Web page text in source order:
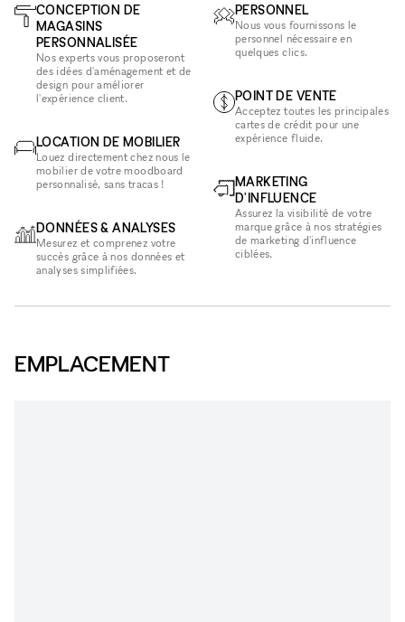
CONCEPTION DE
MAGASINS
PERSONNALISÉE
Nos experts vous proposeront
des idées d'aménagement et de
design pour améliorer
l'expérience client.
LOCATION DE MOBILIER
Louez directement chez nous le
mobilier de votre moodboard
personnalisé, sans tracas !
DONNÉES & ANALYSES
Mesurez et comprenez votre
succès grâce à nos données et
analyses simplifiées.
PERSONNEL
Nous vous fournissons le
personnel nécessaire en
quelques clics.
POINT DE VENTE
Acceptez toutes les principales
cartes de crédit pour une
expérience fluide.
MARKETING
D'INFLUENCE
Assurez la visibilité de votre
marque grâce à nos stratégies
de marketing d'influence
ciblées.
EMPLACEMENT